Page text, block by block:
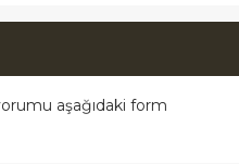
aşağıdaki form